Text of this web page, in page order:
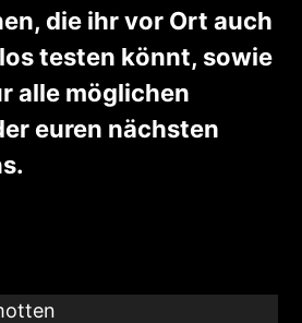
die ihr vor Ort auch
testen könnt, sowie
alle möglichen
euren nächsten